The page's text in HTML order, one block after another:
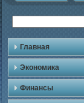
Главная
Экономика
Финансы